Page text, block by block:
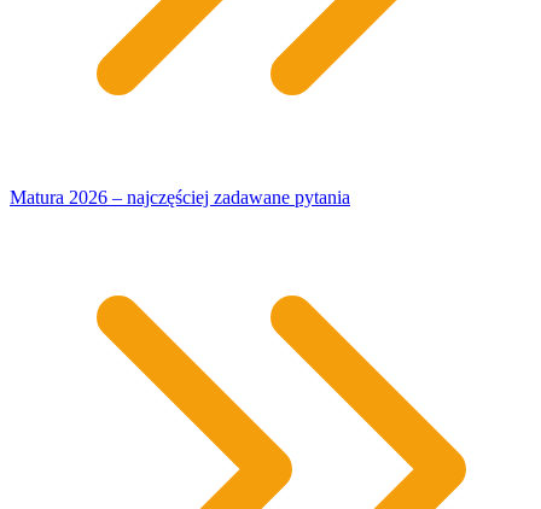
Matura 2026 – najczęściej zadawane pytania